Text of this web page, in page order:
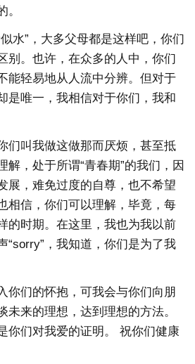
。
水”，大多父母都是这样吧，你们
别。也许，在众多的人中，你们
能轻易地从人流中分辨。但对于
是唯一，我相信对于你们，我和
们叫我做这做那而厌烦，甚至抵
解，处于所谓“青春期”的我们，因
展，难免过度的自尊，也不希望
相信，你们可以理解，毕竟，每
的时期。在这里，我也为我以前
“sorry”，我知道，你们是为了我
你们的怀抱，可我会与你们向朋
未来的理想，达到理想的方法。
你们对我爱的证明。 祝你们健康